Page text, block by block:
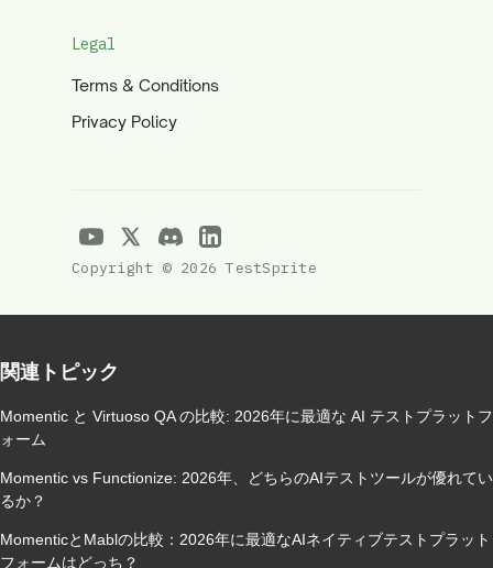
Legal
Terms & Conditions
Privacy Policy
Copyright © 2026 TestSprite
関連トピック
Momentic と Virtuoso QA の比較: 2026年に最適な AI テストプラットフ
ォーム
Momentic vs Functionize: 2026年、どちらのAIテストツールが優れてい
るか？
MomenticとMablの比較：2026年に最適なAIネイティブテストプラット
フォームはどっち？